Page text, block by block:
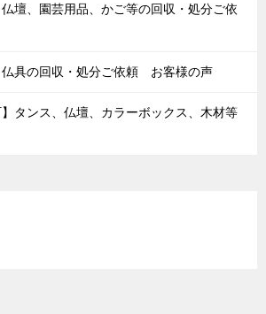
仏壇、園芸用品、かご等の回収・処分ご依
仏具の回収・処分ご依頼 お客様の声
】タンス、仏壇、カラーボックス、木材等